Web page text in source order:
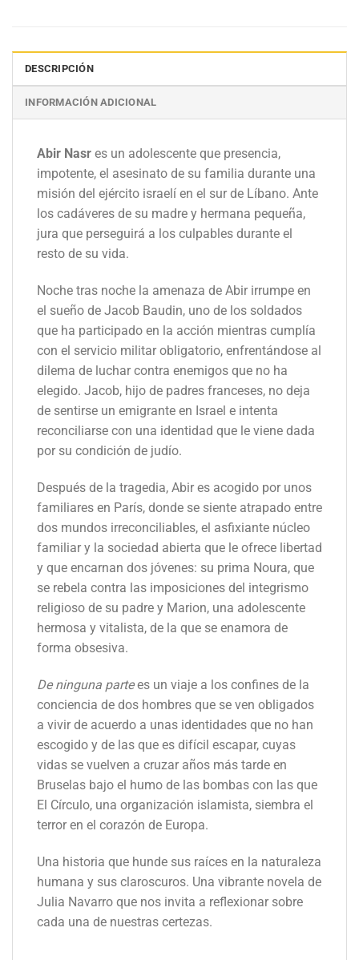
DESCRIPCIÓN
INFORMACIÓN ADICIONAL
Abir Nasr es un adolescente que presencia,
impotente, el asesinato de su familia durante una
misión del ejército israelí en el sur de Líbano. Ante
los cadáveres de su madre y hermana pequeña,
jura que perseguirá a los culpables durante el
resto de su vida.
Noche tras noche la amenaza de Abir irrumpe en
el sueño de Jacob Baudin, uno de los soldados
que ha participado en la acción mientras cumplía
con el servicio militar obligatorio, enfrentándose al
dilema de luchar contra enemigos que no ha
elegido. Jacob, hijo de padres franceses, no deja
de sentirse un emigrante en Israel e intenta
reconciliarse con una identidad que le viene dada
por su condición de judío.
Después de la tragedia, Abir es acogido por unos
familiares en París, donde se siente atrapado entre
dos mundos irreconciliables, el asfixiante núcleo
familiar y la sociedad abierta que le ofrece libertad
y que encarnan dos jóvenes: su prima Noura, que
se rebela contra las imposiciones del integrismo
religioso de su padre y Marion, una adolescente
hermosa y vitalista, de la que se enamora de
forma obsesiva.
De ninguna partees un viaje a los confines de la
conciencia de dos hombres que se ven obligados
a vivir de acuerdo a unas identidades que no han
escogido y de las que es difícil escapar, cuyas
vidas se vuelven a cruzar años más tarde en
Bruselas bajo el humo de las bombas con las que
El Círculo, una organización islamista, siembra el
terror en el corazón de Europa.
Una historia que hunde sus raíces en la naturaleza
humana y sus claroscuros. Una vibrante novela de
Julia Navarro que nos invita a reflexionar sobre
cada una de nuestras certezas.